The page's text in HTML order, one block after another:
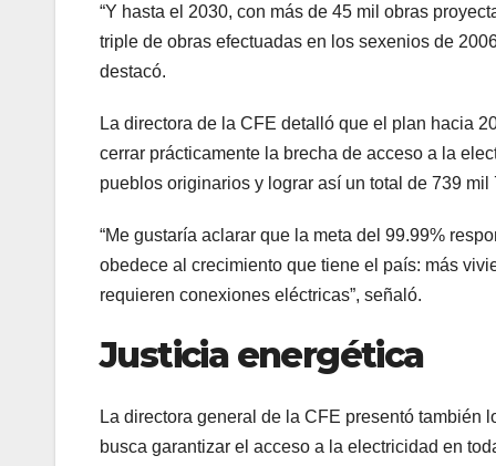
“Y hasta el 2030, con más de 45 mil obras
triple de obras efectuadas en los sexenios de
destacó.
La directora de la CFE detalló que el plan hacia
cerrar prácticamente la brecha de acceso a la
pueblos originarios y lograr así un total de 739 mil
“Me gustaría aclarar que la meta del 99.99%
obedece al crecimiento que tiene el país: más
requieren conexiones eléctricas”, señaló.
Justicia energética
La directora general de la CFE presentó también
busca garantizar el acceso a la electricidad en